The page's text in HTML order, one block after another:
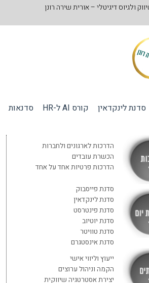
ולגיוס דיגיטלי – אורית שירה רונן
סדנת לינקדאין קורס AI ל-HR סדנאות
הדרכות לארגונים ולחברות
הכשרת עובדים
הדרכות פרטיות אחד על אחד
סדנת פייסבוק
סדנת לינקדאין
סדנת פינטרסט
סדנת יוטיוב
סדנת טוויטר
סדנת אינסטגרם
ייעוץ וליווי אישי
הקמה וניהול ערוצים
יצירת אסטרטגיה שיווקית